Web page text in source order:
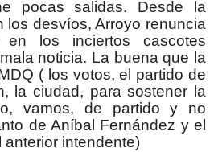
pocas salidas. Desde la
los desvíos, Arroyo renuncia
los inciertos cascotes
noticia. La buena que la
( los votos, el partido de
la ciudad, para sostener la
vamos, de partido y no
de Aníbal Fernández y el
intendente)